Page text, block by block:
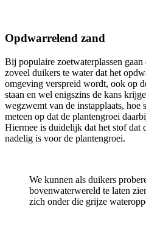
Opdwarrelend zand
Bij populaire zoetwaterplassen
zoveel duikers te water dat het
omgeving verspreid wordt, ook op
staan en wel enigszins de kans
wegzwemt van de instapplaats,
meteen op dat de plantengroei
Hiermee is duidelijk dat het stof dat
nadelig is voor de plantengroei.
We kunnen als duikers
bovenwaterwereld te laten
zich onder die grijze